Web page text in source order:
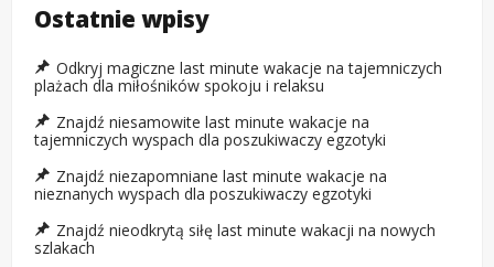
Ostatnie wpisy
Odkryj magiczne last minute wakacje na tajemniczych
plażach dla miłośników spokoju i relaksu
Znajdź niesamowite last minute wakacje na
tajemniczych wyspach dla poszukiwaczy egzotyki
Znajdź niezapomniane last minute wakacje na
nieznanych wyspach dla poszukiwaczy egzotyki
Znajdź nieodkrytą siłę last minute wakacji na nowych
szlakach